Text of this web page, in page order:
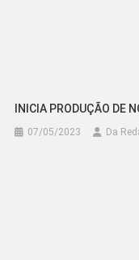
INICIA PRODUÇÃO DE
07/05/2023 Da